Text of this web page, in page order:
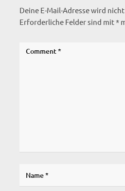
Deine E-Mail-Adresse wird
Erforderliche Felder sind mit*